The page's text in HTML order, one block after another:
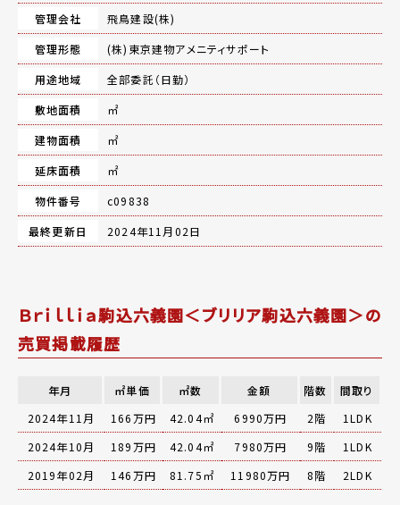
管理会社
飛鳥建設(株)
管理形態
(株)東京建物アメニティサポート
用途地域
全部委託（日勤）
敷地面積
㎡
建物面積
㎡
延床面積
㎡
物件番号
c09838
最終更新日
2024年11月02日
Ｂｒｉｌｌｉａ駒込六義園＜ブリリア駒込六義園＞の
売買掲載履歴
年月 ㎡単価 ㎡数 金額 階数
間取り
2024年11月
166万円 42.04㎡ 6990万円 2階
1LDK
2024年10月
189万円 42.04㎡ 7980万円 9階
1LDK
2019年02月
146万円 81.75㎡ 11980万円 8階 2LDK